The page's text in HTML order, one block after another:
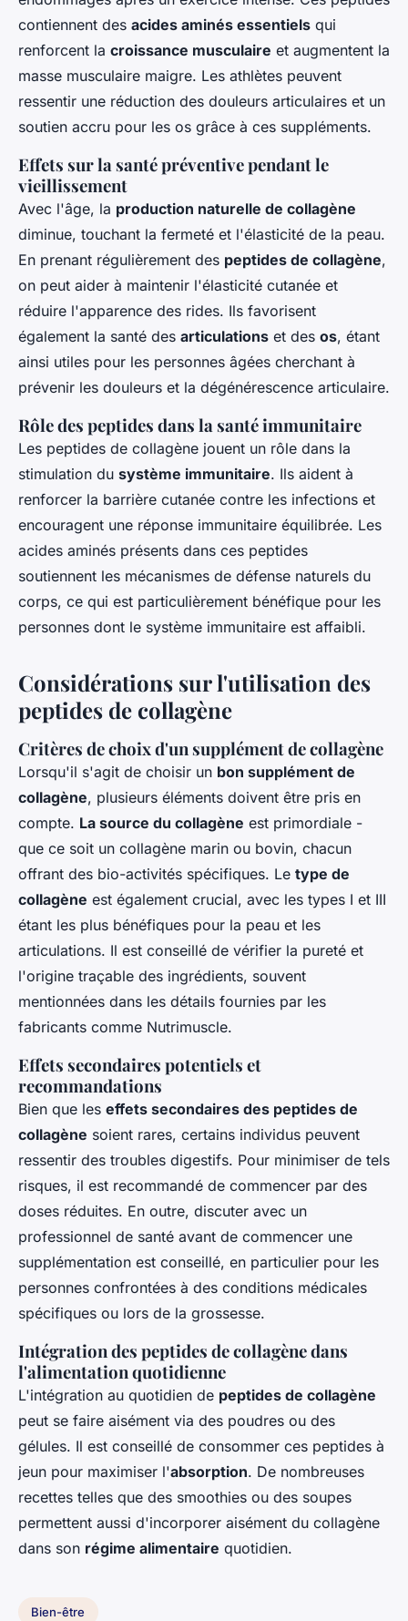
contiennent des acides aminés essentiels qui
renforcent la croissance musculaire et augmentent la
masse musculaire maigre. Les athlètes peuvent
ressentir une réduction des douleurs articulaires et un
soutien accru pour les os grâce à ces suppléments.
Effets sur la santé préventive pendant le
vieillissement
Avec l'âge, la production naturelle de collagène
diminue, touchant la fermeté et l'élasticité de la peau.
En prenant régulièrement des peptides de collagène,
on peut aider à maintenir l'élasticité cutanée et
réduire l'apparence des rides. Ils favorisent
également la santé des articulations et des os, étant
ainsi utiles pour les personnes âgées cherchant à
prévenir les douleurs et la dégénérescence articulaire.
Rôle des peptides dans la santé immunitaire
Les peptides de collagène jouent un rôle dans la
stimulation du système immunitaire. Ils aident à
renforcer la barrière cutanée contre les infections et
encouragent une réponse immunitaire équilibrée. Les
acides aminés présents dans ces peptides
soutiennent les mécanismes de défense naturels du
corps, ce qui est particulièrement bénéfique pour les
personnes dont le système immunitaire est affaibli.
Considérations sur l'utilisation des
peptides de collagène
Critères de choix d'un supplément de collagène
Lorsqu'il s'agit de choisir un bon supplément de
collagène, plusieurs éléments doivent être pris en
compte. La source du collagène est primordiale -
que ce soit un collagène marin ou bovin, chacun
offrant des bio-activités spécifiques. Le type de
collagène est également crucial, avec les types I et III
étant les plus bénéfiques pour la peau et les
articulations. Il est conseillé de vérifier la pureté et
l'origine traçable des ingrédients, souvent
mentionnées dans les détails fournies par les
fabricants comme Nutrimuscle.
Effets secondaires potentiels et
recommandations
Bien que les effets secondaires des peptides de
collagène soient rares, certains individus peuvent
ressentir des troubles digestifs. Pour minimiser de tels
risques, il est recommandé de commencer par des
doses réduites. En outre, discuter avec un
professionnel de santé avant de commencer une
supplémentation est conseillé, en particulier pour les
personnes confrontées à des conditions médicales
spécifiques ou lors de la grossesse.
Intégration des peptides de collagène dans
l'alimentation quotidienne
L'intégration au quotidien de peptides de collagène
peut se faire aisément via des poudres ou des
gélules. Il est conseillé de consommer ces peptides à
jeun pour maximiser l'absorption. De nombreuses
recettes telles que des smoothies ou des soupes
permettent aussi d'incorporer aisément du collagène
dans son régime alimentaire quotidien.
Bien-être